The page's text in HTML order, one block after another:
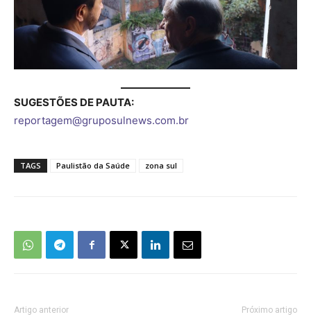
SUGESTÕES DE PAUTA:
reportagem@gruposulnews.com.br
TAGS Paulistão da Saúde zona sul
Artigo anterior Próximo artigo